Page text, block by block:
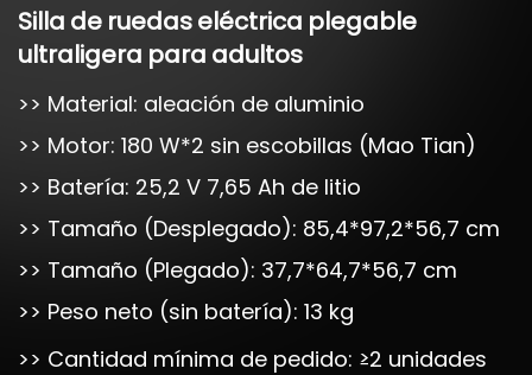
Silla de ruedaseléctrica plegable
ultraligera para adultos
>> Material: aleación de aluminio
>> Motor: 180 W*2 sin escobillas (Mao Tian)
>> Batería: 25,2 V 7,65 Ah de litio
>> Tamaño (Desplegado): 85,4*97,2*56,7 cm
>> Tamaño (Plegado): 37,7*64,7*56,7 cm
>> Peso neto (sin batería): 13 kg
>> Cantidad mínima de pedido: ≥2 unidades